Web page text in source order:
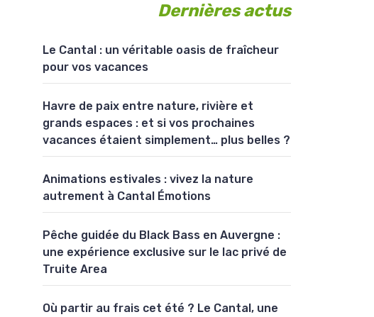
Dernières actus
Le Cantal : un véritable oasis de fraîcheur
pour vos vacances
Havre de paix entre nature, rivière et
grands espaces : et si vos prochaines
vacances étaient simplement… plus belles ?
Animations estivales : vivez la nature
autrement à Cantal Émotions
Pêche guidée du Black Bass en Auvergne :
une expérience exclusive sur le lac privé de
Truite Area
Où partir au frais cet été ? Le Cantal, une